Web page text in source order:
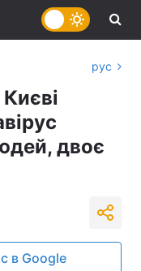
рус
двоє
в Google